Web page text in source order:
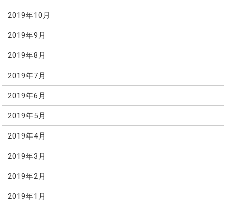
2019年10月
2019年9月
2019年8月
2019年7月
2019年6月
2019年5月
2019年4月
2019年3月
2019年2月
2019年1月